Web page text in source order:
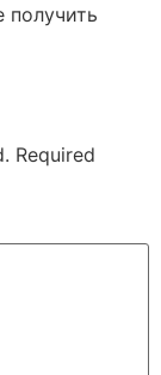
Required